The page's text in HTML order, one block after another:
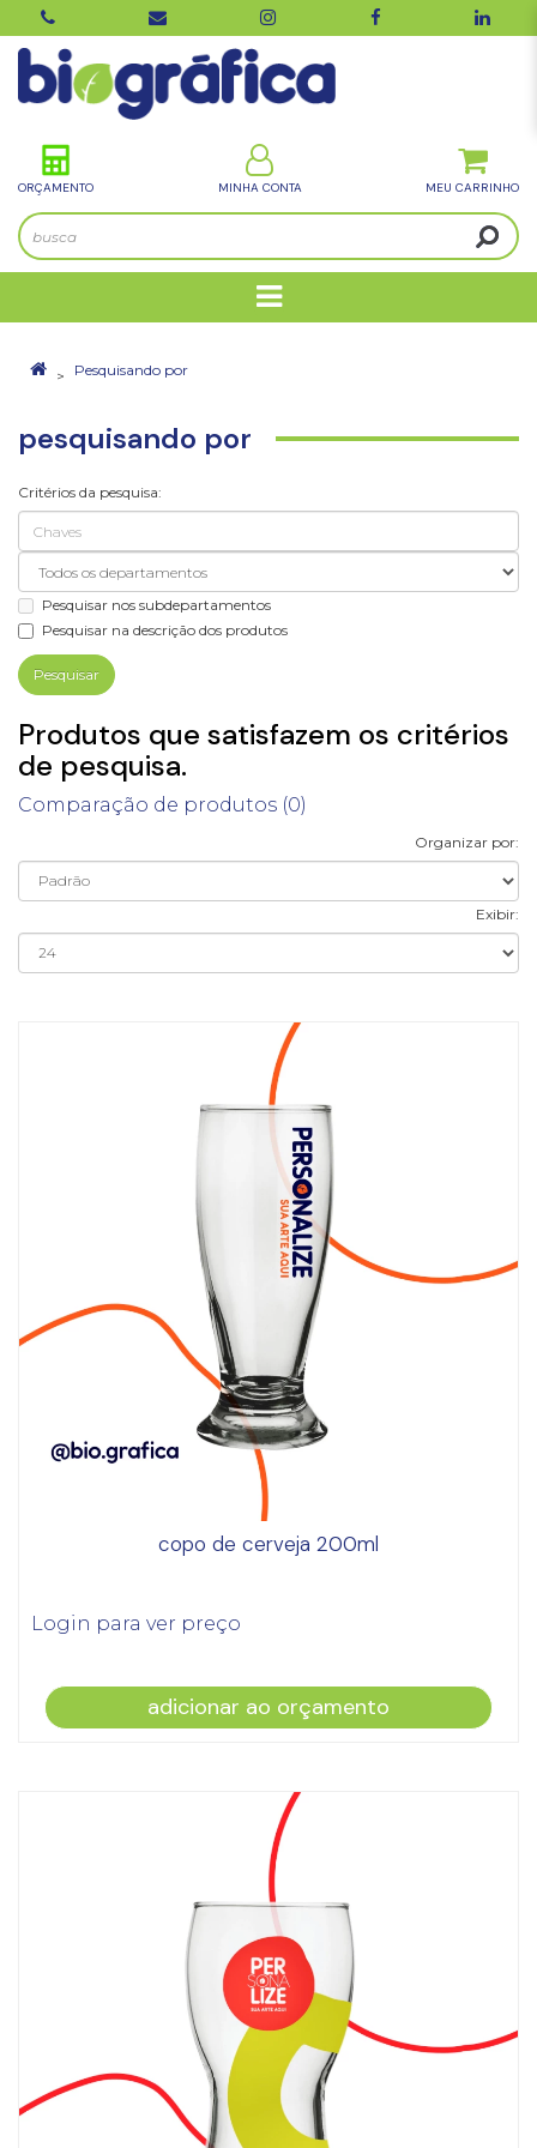
ORÇAMENTO MINHA CONTA
Pesquisando por
pesquisando por
Critérios da pesquisa:
Pesquisar nos subdepartamentos
Pesquisar na descrição dos produtos
Produtos que satisfazem os critérios
de pesquisa.
Comparação de produtos (0)
Organizar por:
Exibir:
copo de cerveja 200ml
Login para ver preço
adicionar ao orçamento